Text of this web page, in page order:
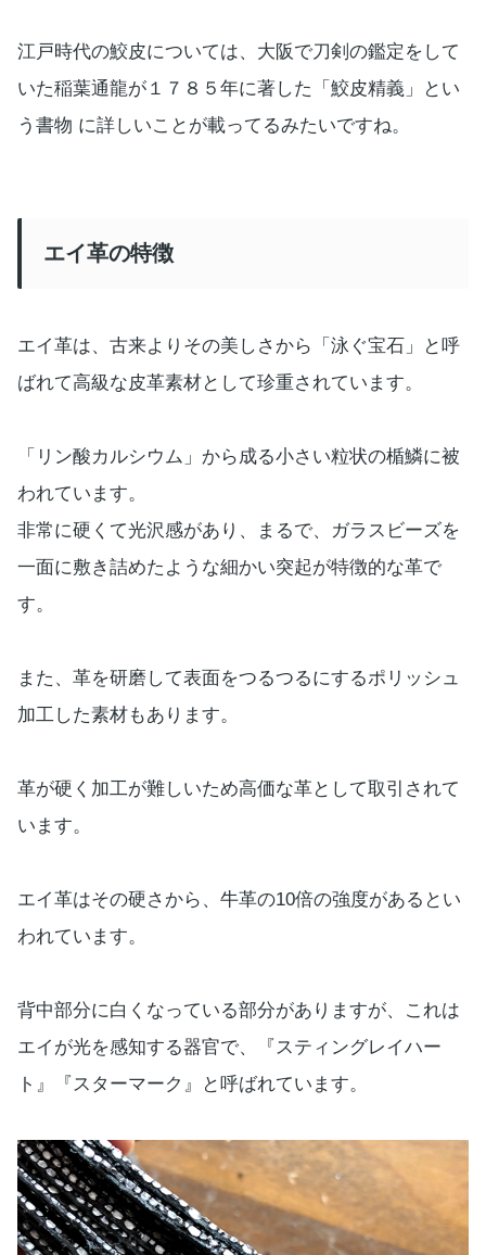
江戸時代の鮫皮については、大阪で刀剣の鑑定をして
いた稲葉通龍が１７８５年に著した「鮫皮精義」とい
う書物 に詳しいことが載ってるみたいですね。
エイ革の特徴
エイ革は、古来よりその美しさから「泳ぐ宝石」と呼
ばれて高級な皮革素材として珍重されています。
「リン酸カルシウム」から成る小さい粒状の楯鱗に被
われています。
非常に硬くて光沢感があり、まるで、ガラスビーズを
一面に敷き詰めたような細かい突起が特徴的な革で
す。
また、革を研磨して表面をつるつるにするポリッシュ
加工した素材もあります。
革が硬く加工が難しいため高価な革として取引されて
います。
エイ革はその硬さから、牛革の10倍の強度があるとい
われています。
背中部分に白くなっている部分がありますが、これは
エイが光を感知する器官で、『スティングレイハー
ト』『スターマーク』と呼ばれています。